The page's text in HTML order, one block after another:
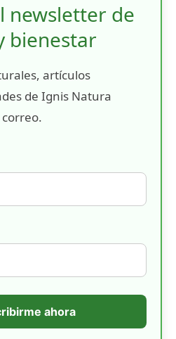
newsletter de
bienestar
artículos
de Ignis Natura
ahora